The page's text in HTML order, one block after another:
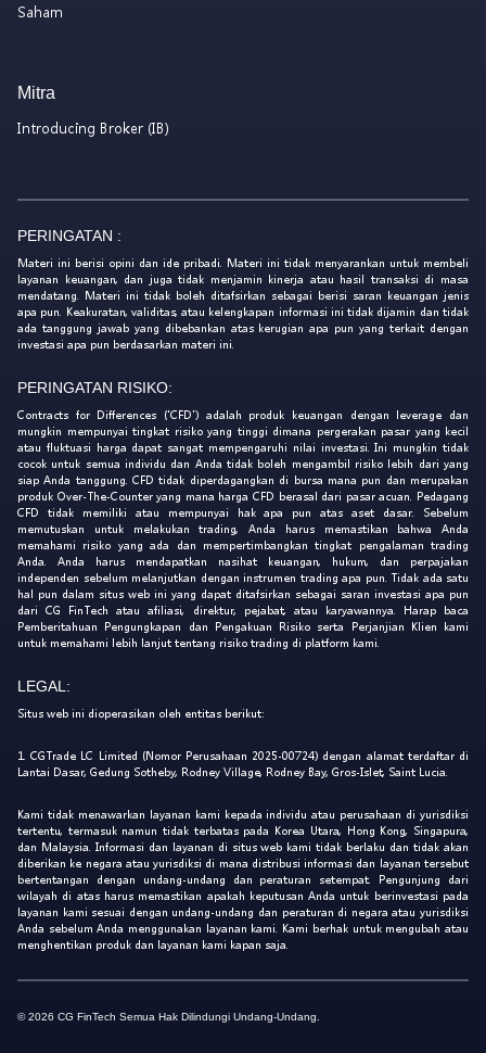
Saham
Mitra
Introducing Broker (IB)
PERINGATAN :
Materi ini berisi opini dan ide pribadi. Materi ini tidak menyarankan untuk membeli
layanan keuangan, dan juga tidak menjamin kinerja atau hasil transaksi di masa
mendatang. Materi ini tidak boleh ditafsirkan sebagai berisi saran keuangan jenis
apa pun. Keakuratan, validitas, atau kelengkapan informasi ini tidak dijamin dan tidak
ada tanggung jawab yang dibebankan atas kerugian apa pun yang terkait dengan
investasi apa pun berdasarkan materi ini.
PERINGATAN RISIKO:
Contracts for Differences ('CFD') adalah produk keuangan dengan leverage dan
mungkin mempunyai tingkat risiko yang tinggi dimana pergerakan pasar yang kecil
atau fluktuasi harga dapat sangat mempengaruhi nilai investasi. Ini mungkin tidak
cocok untuk semua individu dan Anda tidak boleh mengambil risiko lebih dari yang
siap Anda tanggung. CFD tidak diperdagangkan di bursa mana pun dan merupakan
produk Over-The-Counter yang mana harga CFD berasal dari pasar acuan. Pedagang
CFD tidak memiliki atau mempunyai hak apa pun atas aset dasar. Sebelum
memutuskan untuk melakukan trading, Anda harus memastikan bahwa Anda
memahami risiko yang ada dan mempertimbangkan tingkat pengalaman trading
Anda. Anda harus mendapatkan nasihat keuangan, hukum, dan perpajakan
independen sebelum melanjutkan dengan instrumen trading apa pun. Tidak ada satu
hal pun dalam situs web ini yang dapat ditafsirkan sebagai saran investasi apa pun
dari CG FinTech atau afiliasi, direktur, pejabat, atau karyawannya. Harap baca
Pemberitahuan Pengungkapan dan Pengakuan Risiko serta Perjanjian Klien kami
untuk memahami lebih lanjut tentang risiko trading di platform kami.
LEGAL:
Situs web ini dioperasikan oleh entitas berikut:
1. CGTrade LC Limited (Nomor Perusahaan 2025-00724) dengan alamat terdaftar di
Lantai Dasar, Gedung Sotheby, Rodney Village, Rodney Bay, Gros-Islet, Saint Lucia.
Kami tidak menawarkan layanan kami kepada individu atau perusahaan di yurisdiksi
tertentu, termasuk namun tidak terbatas pada Korea Utara, Hong Kong, Singapura,
dan Malaysia. Informasi dan layanan di situs web kami tidak berlaku dan tidak akan
diberikan ke negara atau yurisdiksi di mana distribusi informasi dan layanan tersebut
bertentangan dengan undang-undang dan peraturan setempat. Pengunjung dari
wilayah di atas harus memastikan apakah keputusan Anda untuk berinvestasi pada
layanan kami sesuai dengan undang-undang dan peraturan di negara atau yurisdiksi
Anda sebelum Anda menggunakan layanan kami. Kami berhak untuk mengubah atau
menghentikan produk dan layanan kami kapan saja.
© 2026 CG FinTech Semua Hak Dilindungi Undang-Undang.